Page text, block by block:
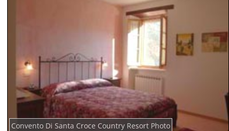
Convento Di Santa Croce Country Resort Photo